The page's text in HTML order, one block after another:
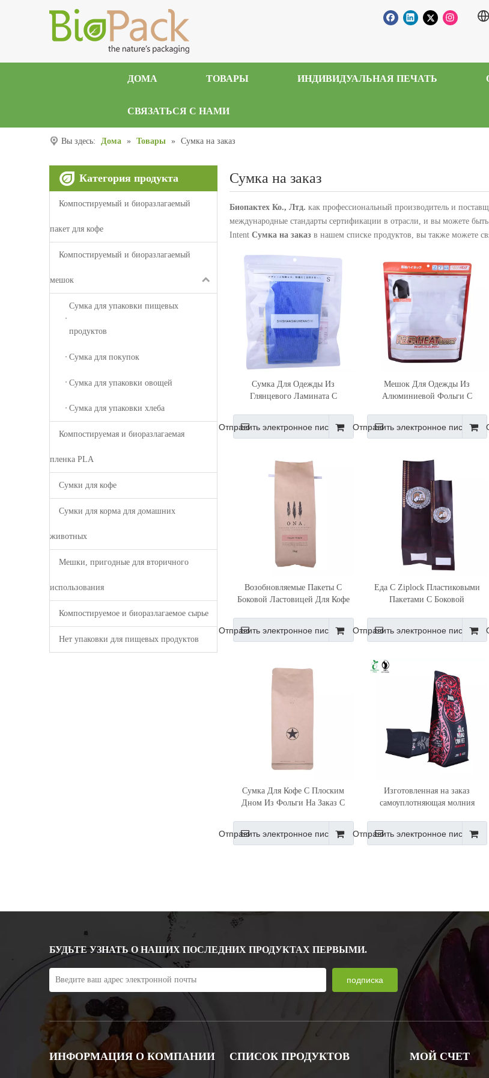
ДОМА ТОВАРЫ ИНДИВИДУАЛЬНАЯ ПЕЧАТЬ
СВЯЗАТЬСЯ С НАМИ
Вы здесь: Дома » Товары » Сумка на заказ
Категория продукта
Компостируемый и биоразлагаемый
пакет для кофе
Компостируемый и биоразлагаемый
мешок
Сумка для упаковки пищевых
продуктов
Сумка для покупок
Сумка для упаковки овощей
Сумка для упаковки хлеба
Компостируемая и биоразлагаемая
пленка PLA
Сумки для кофе
Сумки для корма для домашних
животных
Мешки, пригодные для вторичного
использования
Компостируемое и биоразлагаемое сырье
Нет упаковки для пищевых продуктов
Сумка на заказ
Биопактех Ко., Лтд. как профессиональный производитель и
международные стандарты сертификации в отрасли, и вы можете
Intent Сумка на заказ в нашем списке продуктов, вы также можете
Сумка Для Одежды Из
Глянцевого Ламината С
Отправить электронное письмо
Мешок Для Одежды Из
Алюминиевой Фольги С
Отправить электронное письмо
Возобновляемые Пакеты С
Боковой Ластовицей Для Кофе
Отправить электронное письмо
Еда С Ziplock Пластиковыми
Пакетами С Боковой
Отправить электронное письмо
Сумка Для Кофе С Плоским
Дном Из Фольги На Заказ С
Отправить электронное письмо
Изготовленная на заказ
самоуплотняющая молния
пакет, пакет с замком на молнии
Отправить электронное письмо
БУДЬТЕ УЗНАТЬ О НАШИХ ПОСЛЕДНИХ ПРОДУКТАХ ПЕРВЫМИ.
подписка
ИНФОРМАЦИЯ О КОМПАНИИ СПИСОК ПРОДУКТОВ МОЙ СЧЕТ